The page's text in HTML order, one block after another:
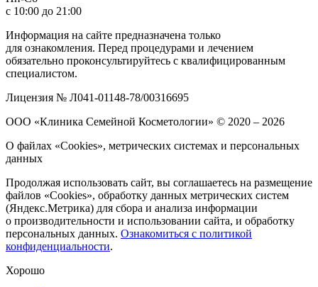
с 10:00 до 21:00
Информация на сайте предназначена только
для ознакомления. Перед процедурами и лечением
обязательно проконсультируйтесь с квалифицированным
специалистом.
Лицензия № Л041-01148-78/00316695
ООО «Клиника Семейной Косметологии» © 2020 – 2026
О файлах «Cookies», метрических системах и персональных
данных
Продолжая использовать сайт, вы соглашаетесь на размещение
файлов «Cookies», обработку данных метрических систем
(Яндекс.Метрика) для сбора и анализа информации
о производительности и использовании сайта, и обработку
персональных данных. Ознакомиться с политикой
конфиденциальности.
Хорошо